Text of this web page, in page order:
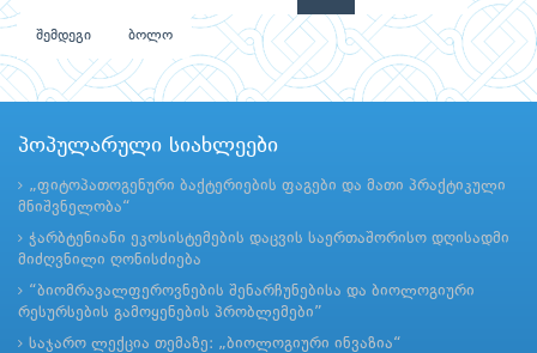
შემდეგი ბოლო
პოპულარული სიახლეები
„ფიტოპათოგენური ბაქტერიების ფაგები და მათი პრაქტიკული
მნიშვნელობა“
ჭარბტენიანი ეკოსისტემების დაცვის საერთაშორისო დღისადმი
მიძღვნილი ღონისძიება
“ბიომრავალფეროვნების შენარჩუნებისა და ბიოლოგიური
რესურსების გამოყენების პრობლემები”
საჯარო ლექცია თემაზე: „ბიოლოგიური ინვაზია“